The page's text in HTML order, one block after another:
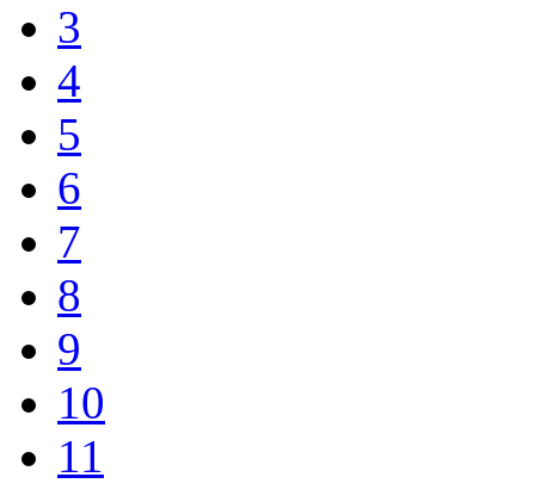
3
4
5
6
7
8
9
10
11